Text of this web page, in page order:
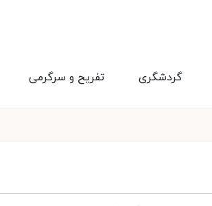
تفریح و سرگرمی گردشگری